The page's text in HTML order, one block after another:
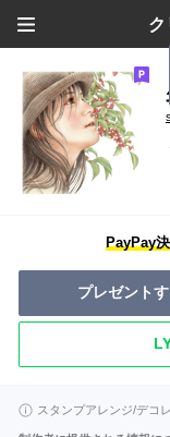
ク
PayPay
プレゼント
スタンプアレンジ/デコ